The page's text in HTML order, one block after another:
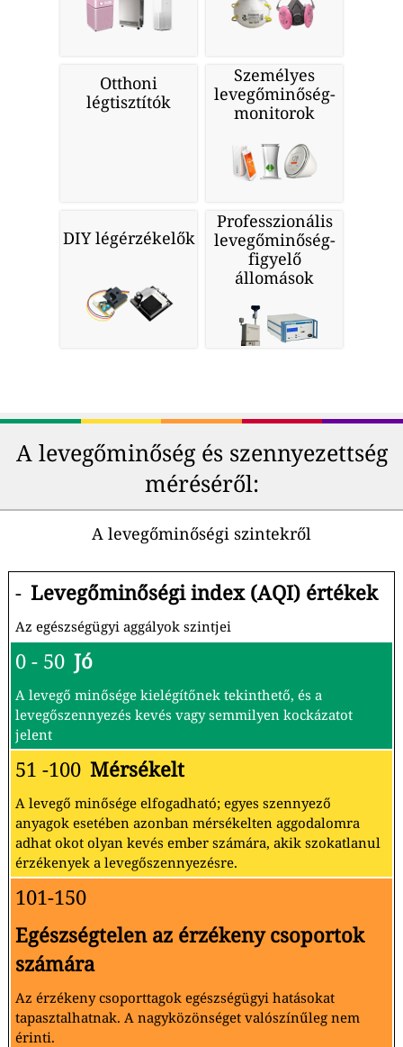
Otthoni
légtisztítók
Személyes
levegőminőség-
monitorok
DIY légérzékelők
Professzionális
levegőminőség-
figyelő
állomások
A levegőminőség és szennyezettség
méréséről:
A levegőminőségi szintekről
- Levegőminőségi index (AQI) értékek
Az egészségügyi aggályok szintjei
0 - 50 Jó
A levegő minősége kielégítőnek tekinthető, és a
levegőszennyezés kevés vagy semmilyen kockázatot
jelent
51 -100 Mérsékelt
A levegő minősége elfogadható; egyes szennyező
anyagok esetében azonban mérsékelten aggodalomra
adhat okot olyan kevés ember számára, akik szokatlanul
érzékenyek a levegőszennyezésre.
101-150
Egészségtelen az érzékeny csoportok
számára
Az érzékeny csoporttagok egészségügyi hatásokat
tapasztalhatnak. A nagyközönséget valószínűleg nem
érinti.